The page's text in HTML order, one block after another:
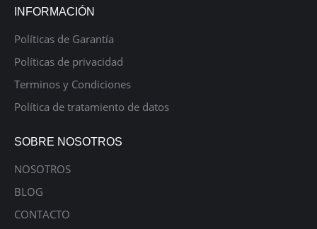
INFORMACIÓN
Políticas de Garantía
Políticas de privacidad
Terminos y Condiciones
Política de tratamiento de datos
SOBRE NOSOTROS
NOSOTROS
BLOG
CONTACTO